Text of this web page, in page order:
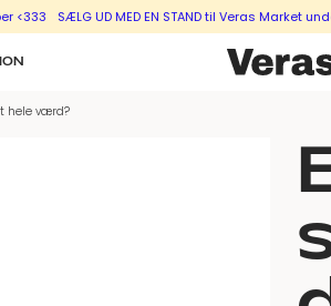
SÆLG UD MED EN STAND til Veras Market
hele værd?